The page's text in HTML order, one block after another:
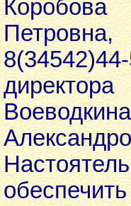
Петровна,